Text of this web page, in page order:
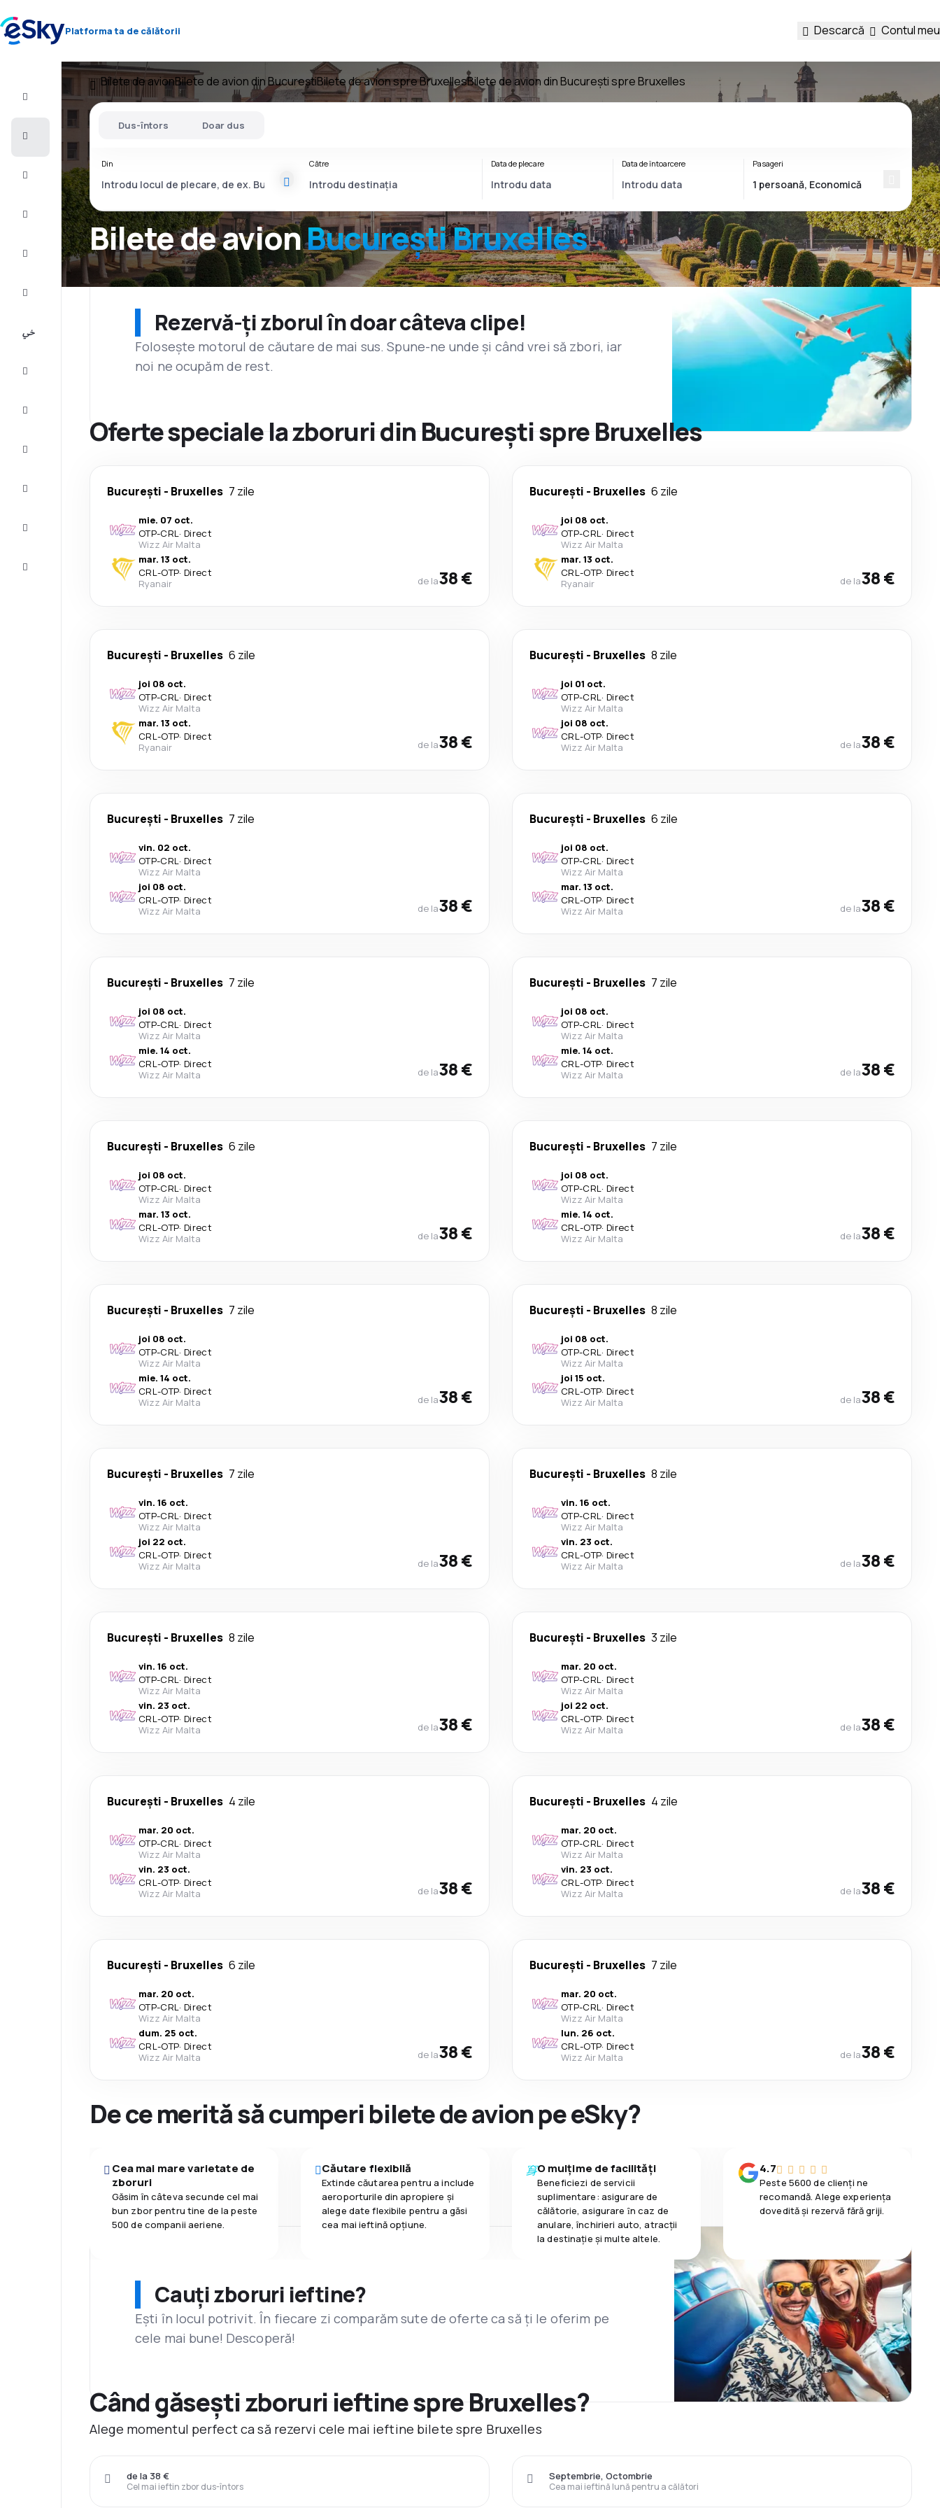
Platforma ta de călătorii Descarcă Contul meu
Zbor+Hotel
Vacanţe
2026/27
Bilete de avionBilete de avion din BucureștiBilete de avion spre BruxellesBilete de avion din București spre Bruxelles
Bilete de avionBucurești Bruxelles
Dus-întors Doar dus
Din Către Data de plecare Data de întoarcere Pasageri
Rezervă-ți zborul în doar câteva clipe!
Folosește motorul de căutare de mai sus. Spune-ne unde și când vrei să zbori, iar
noi ne ocupăm de rest.
Oferte speciale la zboruri din București spre Bruxelles
București - Bruxelles 7 zile
mie. 07 oct.
OTP-CRL· Direct
Wizz Air Malta
mar. 13 oct.
CRL-OTP· Direct
Ryanair
de la38 €
București - Bruxelles 6 zile
joi 08 oct.
OTP-CRL· Direct
Wizz Air Malta
mar. 13 oct.
CRL-OTP· Direct
Ryanair
de la38 €
București - Bruxelles 6 zile
joi 08 oct.
OTP-CRL· Direct
Wizz Air Malta
mar. 13 oct.
CRL-OTP· Direct
Ryanair
de la38 €
București - Bruxelles 8 zile
joi 01 oct.
OTP-CRL· Direct
Wizz Air Malta
joi 08 oct.
CRL-OTP· Direct
Wizz Air Malta
de la38 €
București - Bruxelles 7 zile
vin. 02 oct.
OTP-CRL· Direct
Wizz Air Malta
joi 08 oct.
CRL-OTP· Direct
Wizz Air Malta
de la38 €
București - Bruxelles 6 zile
joi 08 oct.
OTP-CRL· Direct
Wizz Air Malta
mar. 13 oct.
CRL-OTP· Direct
Wizz Air Malta
de la38 €
București - Bruxelles 7 zile
joi 08 oct.
OTP-CRL· Direct
Wizz Air Malta
mie. 14 oct.
CRL-OTP· Direct
Wizz Air Malta
de la38 €
București - Bruxelles 7 zile
joi 08 oct.
OTP-CRL· Direct
Wizz Air Malta
mie. 14 oct.
CRL-OTP· Direct
Wizz Air Malta
de la38 €
București - Bruxelles 6 zile
joi 08 oct.
OTP-CRL· Direct
Wizz Air Malta
mar. 13 oct.
CRL-OTP· Direct
Wizz Air Malta
de la38 €
București - Bruxelles 7 zile
joi 08 oct.
OTP-CRL· Direct
Wizz Air Malta
mie. 14 oct.
CRL-OTP· Direct
Wizz Air Malta
de la38 €
București - Bruxelles 7 zile
joi 08 oct.
OTP-CRL· Direct
Wizz Air Malta
mie. 14 oct.
CRL-OTP· Direct
Wizz Air Malta
de la38 €
București - Bruxelles 8 zile
joi 08 oct.
OTP-CRL· Direct
Wizz Air Malta
joi 15 oct.
CRL-OTP· Direct
Wizz Air Malta
de la38 €
București - Bruxelles 7 zile
vin. 16 oct.
OTP-CRL· Direct
Wizz Air Malta
joi 22 oct.
CRL-OTP· Direct
Wizz Air Malta
de la38 €
București - Bruxelles 8 zile
vin. 16 oct.
OTP-CRL· Direct
Wizz Air Malta
vin. 23 oct.
CRL-OTP· Direct
Wizz Air Malta
de la38 €
București - Bruxelles 8 zile
vin. 16 oct.
OTP-CRL· Direct
Wizz Air Malta
vin. 23 oct.
CRL-OTP· Direct
Wizz Air Malta
de la38 €
București - Bruxelles 3 zile
mar. 20 oct.
OTP-CRL· Direct
Wizz Air Malta
joi 22 oct.
CRL-OTP· Direct
Wizz Air Malta
de la38 €
București - Bruxelles 4 zile
mar. 20 oct.
OTP-CRL· Direct
Wizz Air Malta
vin. 23 oct.
CRL-OTP· Direct
Wizz Air Malta
de la38 €
București - Bruxelles 4 zile
mar. 20 oct.
OTP-CRL· Direct
Wizz Air Malta
vin. 23 oct.
CRL-OTP· Direct
Wizz Air Malta
de la38 €
București - Bruxelles 6 zile
mar. 20 oct.
OTP-CRL· Direct
Wizz Air Malta
dum. 25 oct.
CRL-OTP· Direct
Wizz Air Malta
de la38 €
București - Bruxelles 7 zile
mar. 20 oct.
OTP-CRL· Direct
Wizz Air Malta
lun. 26 oct.
CRL-OTP· Direct
Wizz Air Malta
de la38 €
De ce merită să cumperi bilete de avion pe eSky?
Cea mai mare varietate de
zboruri
Găsim în câteva secunde cel mai
bun zbor pentru tine de la peste
500 de companii aeriene.
Căutare flexibilă
Extinde căutarea pentru a include
aeroporturile din apropiere și
alege date flexibile pentru a găsi
cea mai ieftină opțiune.
O mulțime de facilități
Beneficiezi de servicii
suplimentare: asigurare de
călătorie, asigurare ȋn caz de
anulare, închirieri auto, atracții
la destinaţie și multe altele.
4.7
Peste 5600 de clienți ne
recomandă. Alege experiența
dovedită și rezervă fără griji.
Cauți zboruri ieftine?
Ești în locul potrivit. În fiecare zi comparăm sute de oferte ca să ți le oferim pe
cele mai bune! Descoperă!
Când găsești zboruri ieftine spre Bruxelles?
Alege momentul perfect ca să rezervi cele mai ieftine bilete spre Bruxelles
Cel mai ieftin zbor dus-întors
de la 38 €
Cea mai ieftină lună pentru a călători
Septembrie, Octombrie